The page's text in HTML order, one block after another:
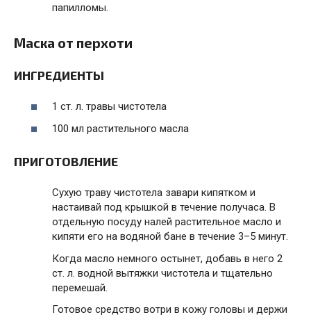
папилломы.
Маска от перхоти
ИНГРЕДИЕНТЫ
1 ст. л. травы чистотела
100 мл растительного масла
ПРИГОТОВЛЕНИЕ
Сухую траву чистотела завари кипятком и
настаивай под крышкой в течение получаса. В
отдельную посуду налей растительное масло и
кипяти его на водяной бане в течение 3–5 минут.
Когда масло немного остынет, добавь в него 2
ст. л. водной вытяжки чистотела и тщательно
перемешай.
Готовое средство вотри в кожу головы и держи